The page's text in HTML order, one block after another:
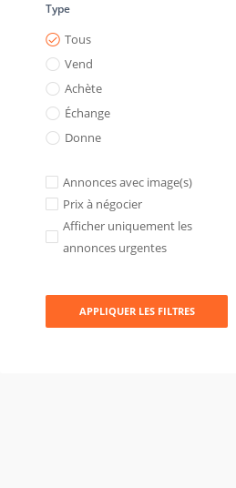
Type
Tous
Vend
Achète
Échange
Donne
Annonces avec image(s)
Prix à négocier
Afficher uniquement les
annonces urgentes
APPLIQUER LES FILTRES